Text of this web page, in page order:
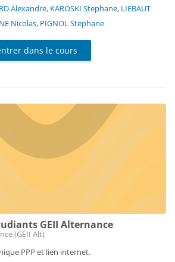
Alexandre, KAROSKI Stephane, LIEBAUT
Nicolas, PIGNOL Stephane
dans le cours
GEII Alternance
(GEII Alt)
PPP et lien internet.